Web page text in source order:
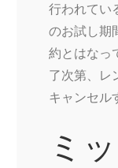
行われてい
のお試し期
約とはなっ
了次第、レ
キャンセル
ミ